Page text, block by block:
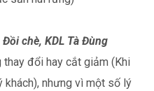
Đồi chè, KDL Tà Đùng
thay đổi hay cắt giảm (Khi
nhưng vì một số lý